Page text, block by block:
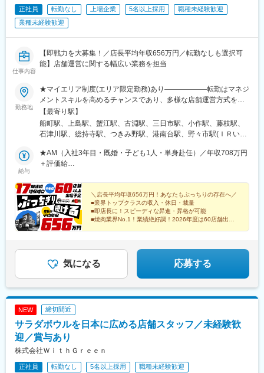
銀座駅、宇都宮大学陽東キャンパス駅、八千代緑が丘駅、東陽町
駅、センター北駅、品川シーサイド駅、木更津駅、上大岡駅、新
中駅(東京都)、分倍河原駅、谷塚駅、青砥駅、武蔵境駅、新松戸
駅、四ツ谷駅、古河駅、松戸駅、五反田駅、スポーツセンター
駅、志木駅、上福岡駅、辰巳駅、琴電志度駅、伏石駅、高松築港
駅、明治神宮前駅、新宿西口駅、西早稲田駅、南阿佐ケ谷駅、宝
町駅(東京都)、川崎駅、井の頭公園駅、杉田駅(神奈川県)、茅ケ崎
駅、新日本橋駅、浜川崎駅、南栄駅、青山駅(愛知県)、長久手古戦
場駅、矢田駅(愛知県)、南四日市駅、大阪天満宮駅、四条駅(京都
市営)、阿倍野駅(阪堺線)、四ツ橋駅、なんば駅(地下鉄)、甲子園
駅、元町駅(兵庫県)、神戸駅(兵庫県)、駒ケ林駅、東梅田駅、市役
所前駅(愛媛県)、松山駅(愛媛県)、熊本城・市役所前駅、天文館通
駅、天拝山駅、中佐世保駅、広電五日市駅、八丁堀駅(広島県)、岩
瀬通駅、弘前東高前駅、久里浜駅、永田町駅、立川南駅、平沼橋
駅、霞ケ関駅(東京都)、八丁堀駅(東京都)、岩本町駅、神泉駅、三
越前駅、東京テレポート駅、九段下駅、竹橋駅、小田急永山駅、
朝霞台駅、乃木坂駅、公園駅、蓮沼駅、南船橋駅、高尾駅(東京
都)、富士見町駅(神奈川県)、曳舟駅、有楽町駅、青物横丁駅、港
駅、東池袋駅、府中本町駅、市ケ谷駅、大崎広小路駅、高松駅(香
川県)、学習院下駅、銀座一丁目駅、扇町駅(大阪府)、京都河原町
駅、天王寺駅前駅、大阪難波駅、日本橋駅(大阪府)、県庁前駅(兵
庫県)、ハーバーランド駅、西代駅、西梅田駅、大手町駅(愛媛
県)、水道町駅、加治屋町駅、修大協創中高前駅、紙屋町東駅、電
鉄富山駅、仙台駅、赤坂駅(東京都)、西武新宿駅、高島町駅、虎ノ
門ヒルズ駅、末広町駅(東京都)、東京駅、水天宮前駅、東京国際ク
ルーズターミナル駅、飯田橋駅、新御茶ノ水駅、国会議事堂前
駅、井野駅(千葉県)、大神宮下駅、日比谷駅、馬喰町駅、都電雑司
ケ谷駅、曙橋駅
女性管理職も多数活躍中！離職率は15.2%！（業界平均は30％）
と働きやすい環境づくりに力を入れています！
■研修制度
2002年に設立された、教育専門部門「物語アカデミー」。毎月研
修を行っています。30もの豊富なカリキュラムから、レベルに合
った講座を受けることができ、合宿研修なども実施。一人ひとり
もご安心ください。
■風通しの良い社風
社内イントラネットでは、社員個人が全社員宛てに、お店の改善
提案、悩みの相談を行っています。日常的にアイデアに対する返
てくることも。全社員が経営に参加できます。
休暇取得率は（昨年度実績）94.2％！店長から取得するよう促す
ので、取りづらい雰囲気はございません。また年2回取得可能で充
実した長期連休を過ごせるように、賞与とは別でレインボー休暇
支援金が支給されます。(業績による)※有給取得率も65.3％です！
正社員 転勤なし 上場企業 5名以上採用
職種未経験歓迎
業種未経験歓迎
仕事内容
【即戦力を大募集！／店長平均年収656万円／転勤なしも選択可
能】店舗運営に関する幅広い業務を担当
勤務地
★マイエリア制度(エリア限定勤務)あり――――――転勤はマネジ
メントスキルを高めるチャンスであり、多様な店舗運営方式を学
べる機会ではありますが、ライフステージにあわせた働き方がで
きるように転勤範囲が全国ではなく、希望エリア内になるマイエ
リア制度も導入しています！期間制限も設けず、1年後に利用解除
象は既婚者と介護者）＜全国＞北海道、岩手、宮城、山形、福
島、栃木、群馬、茨城、埼玉、神奈川、千葉、東京、山梨、静
兵庫、奈良、和歌山、岡山、愛媛、香川、広島、山口、福岡、熊
本、大分、長崎、佐賀、宮崎、鹿児島の各直営店※受動喫煙防止対
策あり※車通勤OK＜point＞★勤務時間帯や転居を伴う異動の有無
を選べるリージョナル制度も稼働中★家族手当（配偶者月1万円／
子ども1人あたり5000円）★単身赴任手当（月8万2000円＋月1回
道・光熱費のみ！★賞与年2回（平均4カ月分）※過去支給実績
100％
【最寄り駅】
船町駅、上島駅、蟹江駅、古淵駅、三日市駅、小作駅、藤枝駅、
石津川駅、総持寺駅、つきみ野駅、港南台駅、野々市駅(ＩＲいし
咲駅、東武宇都宮駅、都府楼南駅、梅島駅、上福岡駅、高座渋谷
駅、鷹の台駅、会津若松駅、西熊本駅、中野栄駅、薬師堂駅(宮城
駒沢大学駅、東川口駅、北久米駅、高宮駅(福岡県)、赤堀駅、岐南
駅、南郷１８丁目駅、新前橋駅、甲府駅、山形駅、津駅、新高岡
駅、綾羅木駅、伏石駅、新宮中央駅、久留米高校前駅、五香駅、
粟島駅、鶴崎駅、辻堂駅、土浦駅、牛久駅、本厚木駅、藤沢駅、
左石駅、新鳥栖駅、小山駅、名鉄岐阜駅、東松阪駅、大神宮下
島駅、今宿駅、茂林寺前駅、熊西駅、北久里浜駅、美濃青柳駅、
岡本駅(栃木県)、井尻駅、針中野駅、酒殿駅、高崎問屋町駅、佐賀
駅、鯖江駅、米沢駅、森本駅、朝霧駅、瓢箪山駅(大阪府)、南栄
駅、岩槻駅、東酒田駅、金沢駅、日宇駅、海の公園柴口駅、亀井
駅、古見駅(愛知県)、狛江駅、古河駅、名張駅、南福島駅、多治見
駅、武蔵境駅、郡山富田駅、上北台駅、宮崎台駅、上大岡駅、北
戸田駅、水沢駅、東武動物公園駅、草加駅、蛇田駅、尾張星の宮
駅、新座駅、恩田駅、球場前駅(岡山県)、上板橋駅、石岡駅、須賀
松駅、蕨駅、塚田駅、八尾駅、横堤駅、本庄駅、海老名駅(相模
給与
★AM（入社3年目・既婚・子ども1人・単身赴任）／年収708万円
＋評価給
円＋評価給
＼店長平均年収656万円！あなたもぶっちりの存在へ／
■業界トップクラスの収入・休日・裁量
■即店長に！スピーディな昇進・昇格が可能
■焼肉業界No.1！業績絶好調！2026年度は60店舗出店
気になる 応募する
NEW 締切間近
サラダボウルを日本に広める店舗スタッフ／未経験歓
迎／賞与あり
株式会社ＷｉｔｈＧｒｅｅｎ
正社員 転勤なし 5名以上採用
職種未経験歓迎